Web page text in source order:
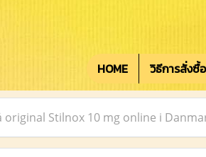
HOME วิธีการสั่งซื้อ
Stilnox 10 mg online i